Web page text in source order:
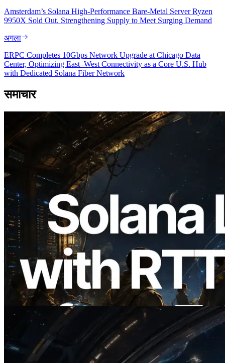
Amsterdam’s Solana High-Performance Bare-Metal Server Ryzen
9950X Sold Out. Strengthening Supply to Meet Surging Demand
अगला
ERPC Completes 10Gbps Network Upgrade at Chicago Data
Center, Optimizing East–West Connectivity as a Core U.S. Hub
with Dedicated Solana Fiber Network
समाचार
2026.08.05
ERPC का Solana Leader Slot API अब 7
वैश्विक क्षेत्रों से ping मापता है — Validators
Information API भी लॉन्च
यह लेख पढ़ें